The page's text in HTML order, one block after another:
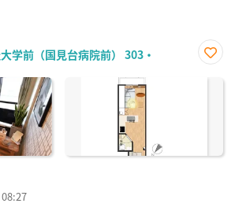
学前（国見台病院前） 303・
に入